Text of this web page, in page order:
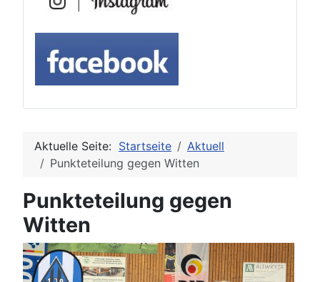
Aktuelle Seite: Startseite
Aktuell
Punkteteilung gegen Witten
Punkteteilung gegen
Witten